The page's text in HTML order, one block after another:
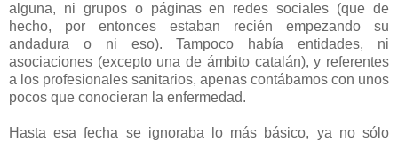
alguna, ni grupos o páginas en redes sociales (que de
hecho, por entonces estaban recién empezando su
andadura o ni eso). Tampoco había entidades, ni
asociaciones (excepto una de ámbito catalán), y referentes
a los profesionales sanitarios, apenas contábamos con unos
pocos que conocieran la enfermedad.
Hasta esa fecha se ignoraba lo más básico, ya no sólo